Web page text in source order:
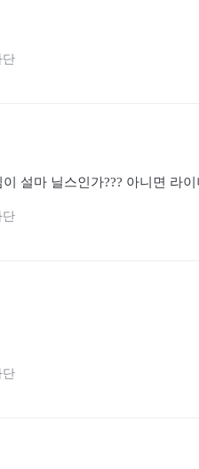
단
설마 닐스인가??? 아니면 라
단
단